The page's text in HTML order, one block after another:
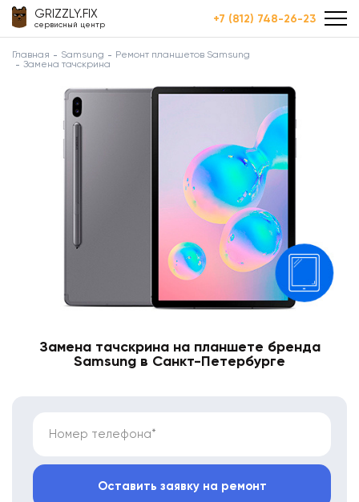
GRIZZLY.FIX
сервисный центр +7 (812) 748-26-23
Главная Samsung
Ремонт планшетов Samsung
Замена тачскрина
Замена тачскрина на планшете бренда
Samsung в Санкт-Петербурге
Номер телефона*
Оставить заявку на ремонт